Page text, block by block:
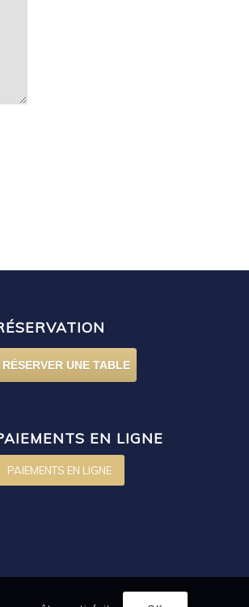
RÉSERVER UNE TABLE
EN LIGNE
PAIEMENTS EN LIGNE